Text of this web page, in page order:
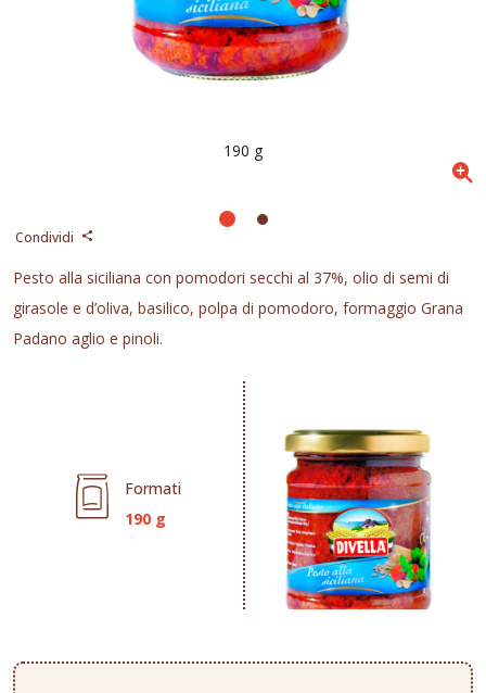
Condividi
Pesto alla siciliana con pomodori secchi al 37%, olio di semi di
girasole e d’oliva, basilico, polpa di pomodoro, formaggio Grana
Padano aglio e pinoli.
Formati
190 g
190 g